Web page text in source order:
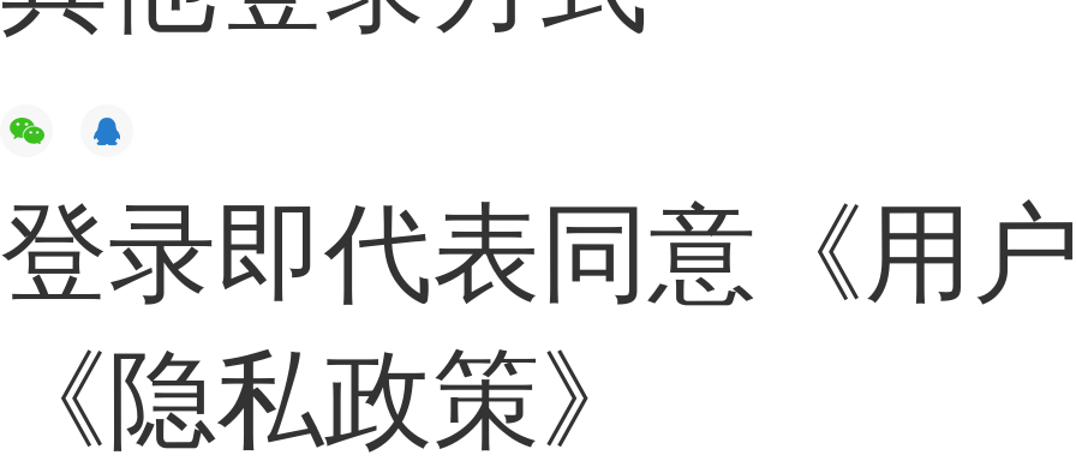
登录即代表同意 《用
《隐私政策》